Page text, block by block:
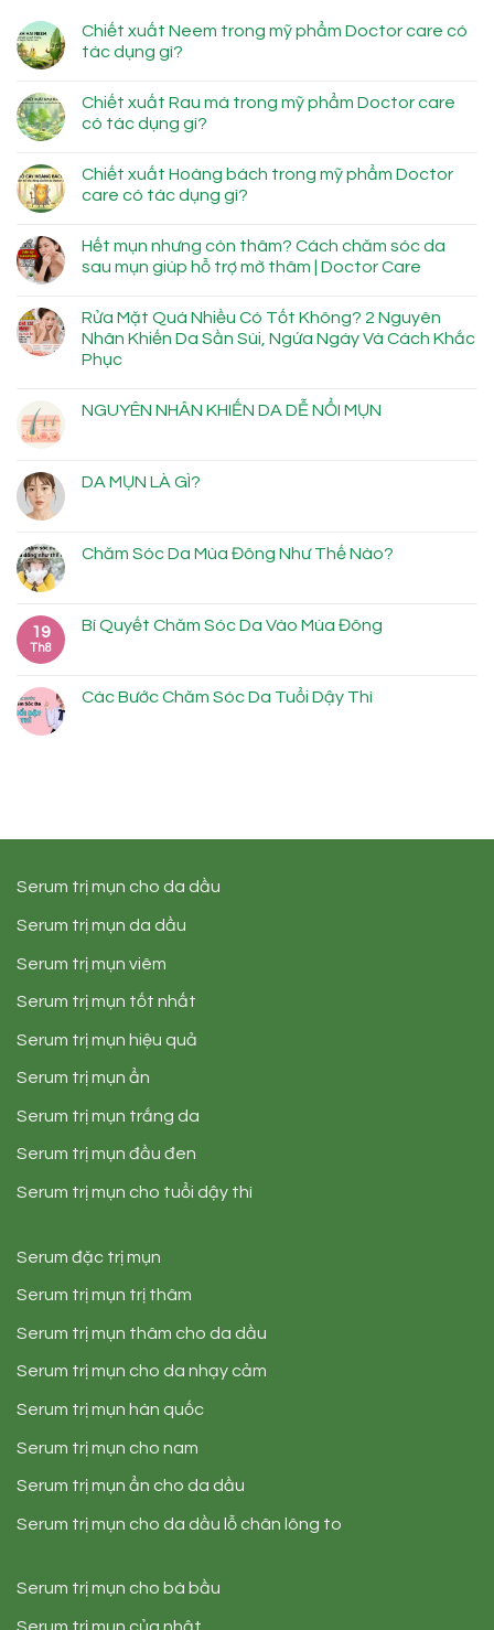
Chiết xuất Neem trong mỹ phẩm Doctor care có
tác dụng gì?
Chiết xuất Rau má trong mỹ phẩm Doctor care
có tác dụng gì?
Chiết xuất Hoàng bách trong mỹ phẩm Doctor
care có tác dụng gì?
Hết mụn nhưng còn thâm? Cách chăm sóc da
sau mụn giúp hỗ trợ mờ thâm | Doctor Care
Rửa Mặt Quá Nhiều Có Tốt Không? 2 Nguyên
Nhân Khiến Da Sần Sùi, Ngứa Ngáy Và Cách Khắc
Phục
NGUYÊN NHÂN KHIẾN DA DỄ NỔI MỤN
DA MỤN LÀ GÌ?
Chăm Sóc Da Mùa Đông Như Thế Nào?
19
Th8
Bí Quyết Chăm Sóc Da Vào Mùa Đông
Các Bước Chăm Sóc Da Tuổi Dậy Thì
Serum trị mụn cho da dầu
Serum trị mụn da dầu
Serum trị mụn viêm
Serum trị mụn tốt nhất
Serum trị mụn hiệu quả
Serum trị mụn ẩn
Serum trị mụn trắng da
Serum trị mụn đầu đen
Serum trị mụn cho tuổi dậy thì
Serum đặc trị mụn
Serum trị mụn trị thâm
Serum trị mụn thâm cho da dầu
Serum trị mụn cho da nhạy cảm
Serum trị mụn hàn quốc
Serum trị mụn cho nam
Serum trị mụn ẩn cho da dầu
Serum trị mụn cho da dầu lỗ chân lông to
Serum trị mụn cho bà bầu